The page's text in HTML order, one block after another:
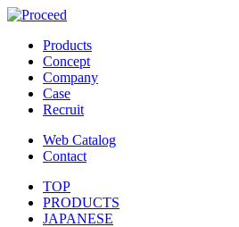
Products
Concept
Company
Case
Recruit
Web Catalog
Contact
TOP
PRODUCTS
JAPANESE